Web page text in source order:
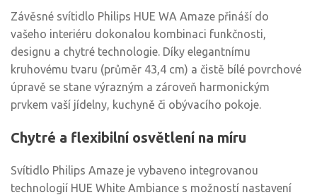
Závěsné svítidlo Philips HUE WA Amaze přináší do
vašeho interiéru dokonalou kombinaci funkčnosti,
designu a chytré technologie. Díky elegantnímu
kruhovému tvaru (průměr 43,4 cm) a čistě bílé povrchové
úpravě se stane výrazným a zároveň harmonickým
prvkem vaší jídelny, kuchyně či obývacího pokoje.
Chytré a flexibilní osvětlení na míru
Svítidlo Philips Amaze je vybaveno integrovanou
technologií HUE White Ambiance s možností nastavení